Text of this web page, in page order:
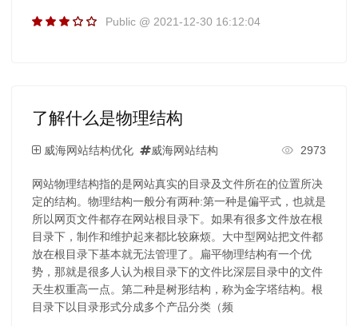
Public @ 2021-12-30 16:12:04
了解什么是物理结构
威海网站结构优化 威海网站结构 2973
网站物理结构指的是网站真实的目录及文件所在的位置所决
定的结构。物理结构一般分有两种:第一种是偏平式，也就是
所以网页文件都存在网站根目录下。如果有很多文件放在根
目录下，制作和维护起来都比较麻烦。大中型网站把文件都
放在根目录下基本就无法管理了。扁平物理结构有一个优
势，那就是很多人认为根目录下的文件比深层目录中的文件
天生权重高一点。第二种是树形结构，称为金字塔结构。根
目录下以目录形式分成多个产品分类（频